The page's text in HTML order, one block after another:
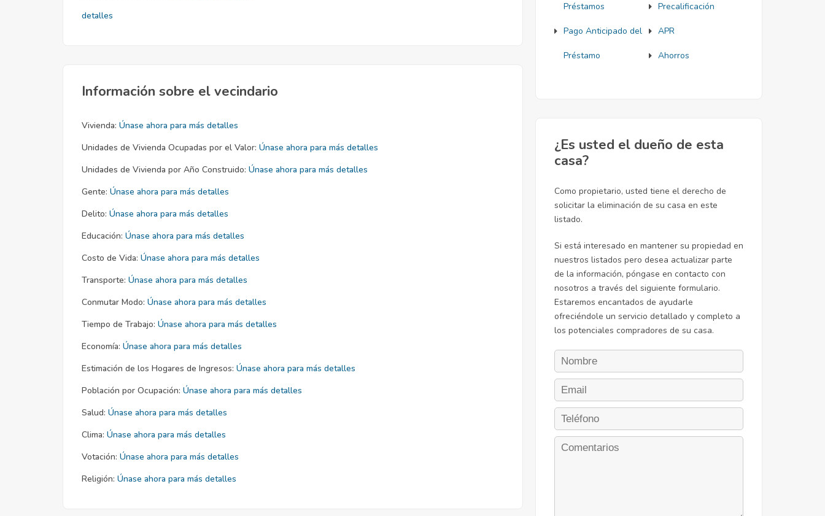
detalles
Información sobre el vecindario
Vivienda: Únase ahora para más detalles
Unidades de Vivienda Ocupadas por el Valor: Únase ahora para más detalles
Unidades de Vivienda por Año Construido: Únase ahora para más detalles
Gente: Únase ahora para más detalles
Delito: Únase ahora para más detalles
Educación: Únase ahora para más detalles
Costo de Vida: Únase ahora para más detalles
Transporte: Únase ahora para más detalles
Conmutar Modo: Únase ahora para más detalles
Tiempo de Trabajo: Únase ahora para más detalles
Economía: Únase ahora para más detalles
Estimación de los Hogares de Ingresos: Únase ahora para más detalles
Población por Ocupación: Únase ahora para más detalles
Salud: Únase ahora para más detalles
Clima: Únase ahora para más detalles
Votación: Únase ahora para más detalles
Religión: Únase ahora para más detalles
Préstamos Precalificación
Pago Anticipado del
Préstamo
APR
Ahorros
¿Es usted el dueño de esta
casa?
Como propietario, usted tiene el derecho de
solicitar la eliminación de su casa en este
listado.
Si está interesado en mantener su propiedad en
nuestros listados pero desea actualizar parte
de la información, póngase en contacto con
nosotros a través del siguiente formulario.
Estaremos encantados de ayudarle
ofreciéndole un servicio detallado y completo a
los potenciales compradores de su casa.